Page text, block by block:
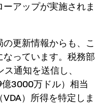
アップが実施されま
更新情報からも、こ
っています。税務部
ス通知を送信し、
億3000万ドル）相当
VDA）所得を特定しま